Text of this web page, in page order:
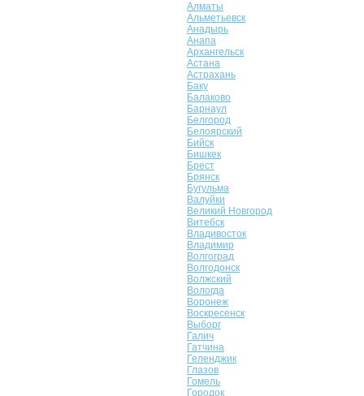
Алматы
Альметьевск
Анадырь
Анапа
Архангельск
Астана
Астрахань
Баку
Балаково
Барнаул
Белгород
Белоярский
Бийск
Бишкек
Брест
Брянск
Бугульма
Валуйки
Великий Новгород
Витебск
Владивосток
Владимир
Волгоград
Волгодонск
Волжский
Вологда
Воронеж
Воскресенск
Выборг
Галич
Гатчина
Геленджик
Глазов
Гомель
Городок